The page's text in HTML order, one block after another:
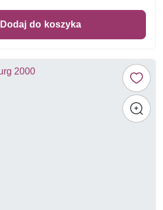
Dodaj do koszyka